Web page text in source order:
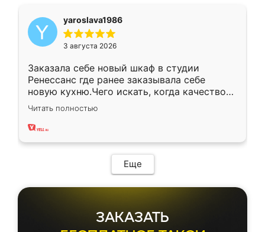
yaroslava1986
3 августа 2026
Заказала себе новый шкаф в студии
Ренессанс где ранее заказывала себе
новую кухню.Чего искать, когда качеством
вполне довольна. Служит кухня уже почти
два года, нареканий нет.
Читать полностью
Еще
ЗАКАЗАТЬ